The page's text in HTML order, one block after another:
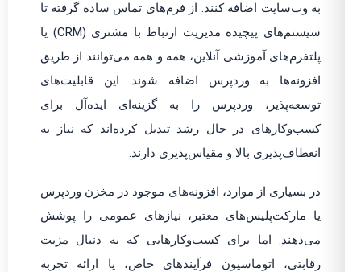
به وب‌سایت اضافه کنند. از فرم‌های تماس ساده گرفته تا
سیستم‌های پیچیده مدیریت ارتباط با مشتری (CRM) یا
پلتفرم‌های آموزشی آنلاین، همه و همه می‌توانند از طریق
افزونه‌ها به وردپرس اضافه شوند. این قابلیت‌های
توسعه‌پذیر، وردپرس را به گزینه‌ای ایده‌آل برای
کسب‌وکارهای در حال رشد تبدیل کرده‌اند که نیاز به
انعطاف‌پذیری بالا و مقیاس‌پذیری دارند.
در بسیاری از موارد، افزونه‌های موجود در مخزن وردپرس
یا مارکت‌پلیس‌های معتبر، نیازهای عمومی را پوشش
می‌دهند. اما برای کسب‌وکارهایی که به دنبال مزیت
رقابتی، اتوماسیون فرآیندهای خاص، یا ارائه تجربه